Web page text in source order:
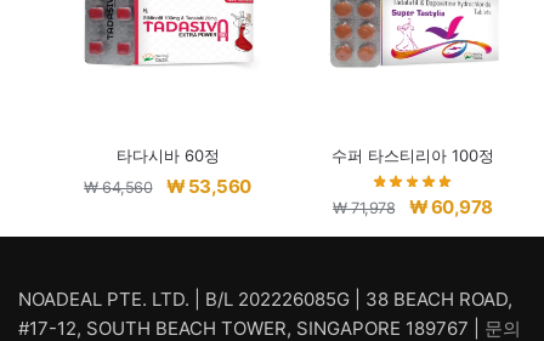
타다시바 60정
₩64,560
원
가
₩ 64,560.
₩ 53,560현
가
₩ 53,560.
수퍼 타스티리아 100정
₩71,978
원
래
격:
₩ 71,978.
₩60,978현
재
격:
₩
NOADEAL PTE. LTD. | B/L 202226085G | 38 BEACH ROAD,
#17-12, SOUTH BEACH TOWER, SINGAPORE 189767 | 문의